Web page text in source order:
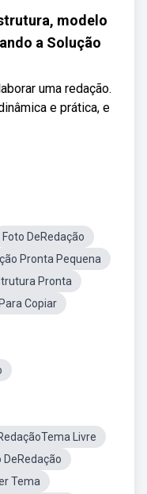
modelo
a Solução
uma redação.
e prática, e
Foto DeRedação
Pronta Pequena
Pronta
Copiar
Livre
DeRedação
Tema